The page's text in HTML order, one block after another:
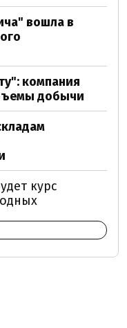
вошла в
компания
добычи
курс